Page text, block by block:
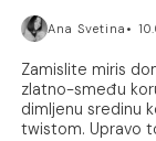
Ana Svetina
Zamislite miris
zlatno-smeđu
dimljenu sredinu
twistom. Upravo